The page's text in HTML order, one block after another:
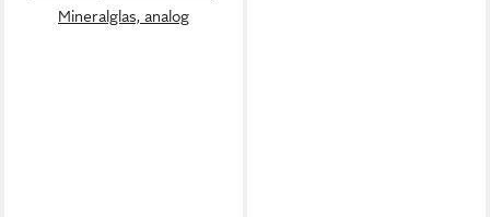
Mineralglas, analog